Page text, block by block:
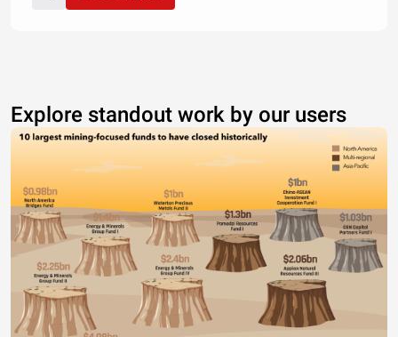
Explore standout work by our users